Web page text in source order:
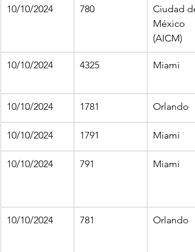
10/10/2024 780
Ciudad de
México
(AICM)
10/10/2024 4325 Miami
10/10/2024 1781 Orlando
10/10/2024 1791 Miami
10/10/2024 791 Miami
10/10/2024 781 Orlando